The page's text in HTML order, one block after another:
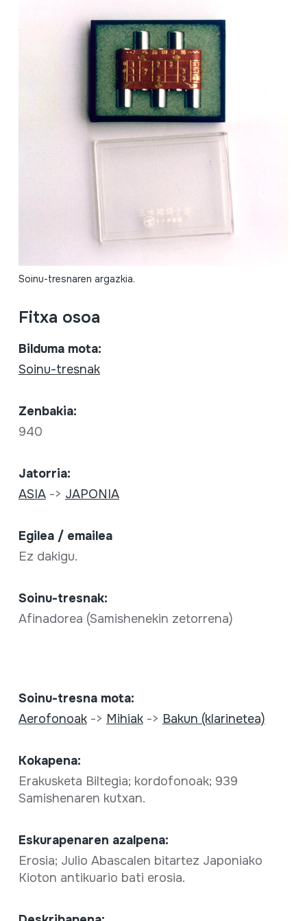
Soinu-tresnaren argazkia.
Fitxa osoa
Bilduma mota:
Soinu-tresnak
Zenbakia:
940
Jatorria:
ASIA-> JAPONIA
Egilea / emailea
Ez dakigu.
Soinu-tresnak:
Afinadorea (Samishenekin zetorrena)
Soinu-tresna mota:
Aerofonoak-> Mihiak-> Bakun (klarinetea)
Kokapena:
Erakusketa Biltegia; kordofonoak; 939
Samishenaren kutxan.
Eskurapenaren azalpena:
Erosia; Julio Abascalen bitartez Japoniako
Kioton antikuario bati erosia.